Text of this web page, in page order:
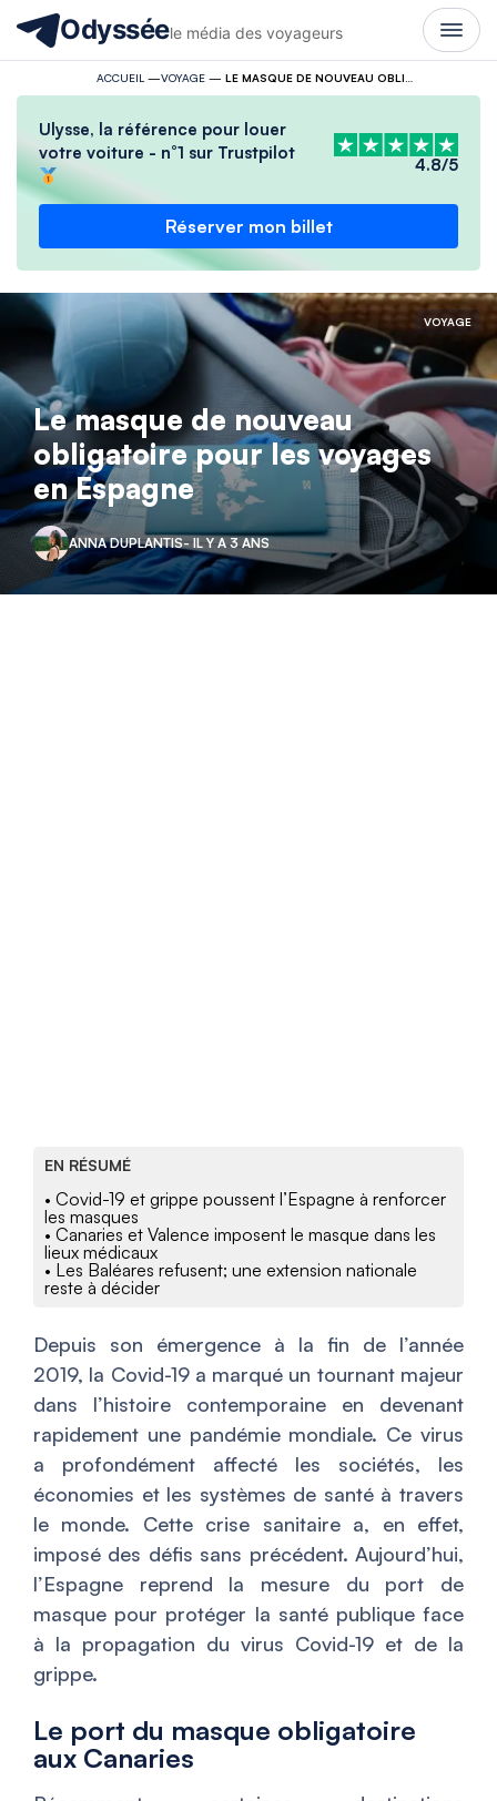
Odysséele média des voyageurs
ACCUEIL —VOYAGE—
Ulysse, la référence pour louer
votre voiture - n°1 sur Trustpilot
4.8/5
Réserver mon billet
VOYAGE
Le masque de nouveau
obligatoire pour les voyages
en Espagne
ANNA DUPLANTIS- IL Y A 3 ANS
EN RÉSUMÉ
• Covid-19 et grippe poussent l’Espagne à renforcer
les masques
• Canaries et Valence imposent le masque dans les
lieux médicaux
• Les Baléares refusent; une extension nationale
reste à décider
Depuis son émergence à la fin de l’année
2019, la Covid-19 a marqué un tournant majeur
dans l’histoire contemporaine en devenant
rapidement une pandémie mondiale. Ce virus
a profondément affecté les sociétés, les
économies et les systèmes de santé à travers
le monde. Cette crise sanitaire a, en effet,
imposé des défis sans précédent. Aujourd’hui,
l’Espagne reprend la mesure du port de
masque pour protéger la santé publique face
à la propagation du virus Covid-19 et de la
grippe.
Le port du masque obligatoire
aux Canaries